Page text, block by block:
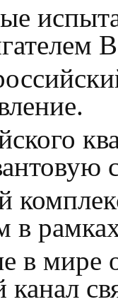
в
в
канал